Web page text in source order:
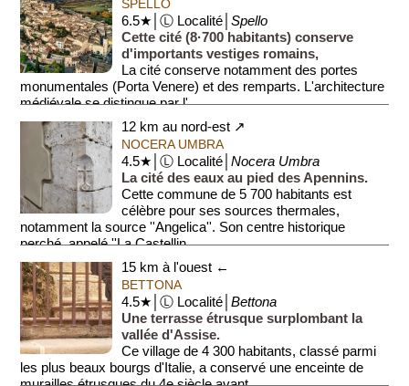
SPELLO
6.5★│Ⓛ Localité│Spello
Cette cité (8·700 habitants) conserve
d'importants vestiges romains,
La cité conserve notamment des portes
monumentales (Porta Venere) et des remparts. L'architecture
médiévale se distingue par l'...
12 km au nord-est ↗
NOCERA UMBRA
4.5★│Ⓛ Localité│Nocera Umbra
La cité des eaux au pied des Apennins.
Cette commune de 5 700 habitants est
célèbre pour ses sources thermales,
notamment la source ''Angelica''. Son centre historique
perché, appelé ''La Castellin...
15 km à l'ouest ←
BETTONA
4.5★│Ⓛ Localité│Bettona
Une terrasse étrusque surplombant la
vallée d'Assise.
Ce village de 4 300 habitants, classé parmi
les plus beaux bourgs d'Italie, a conservé une enceinte de